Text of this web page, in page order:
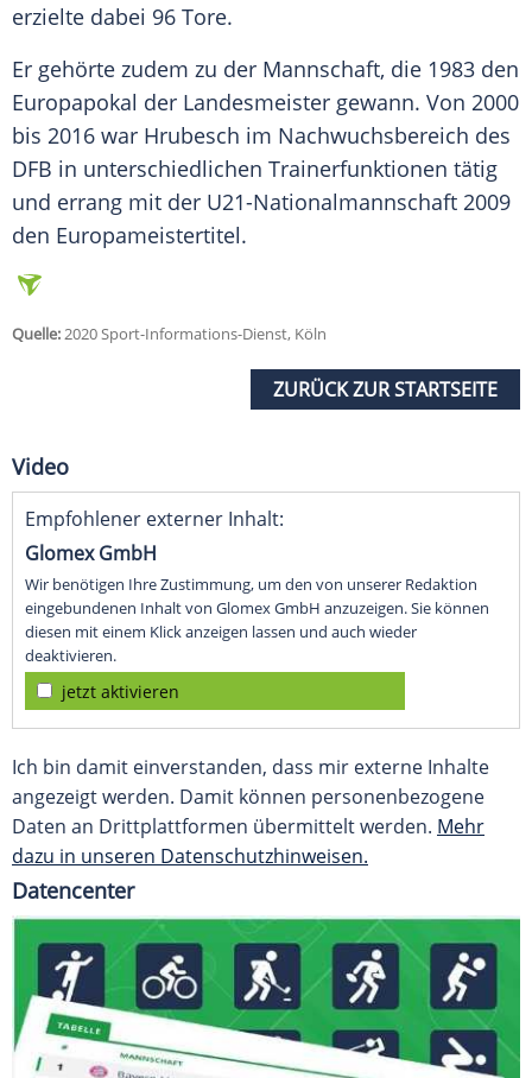
erzielte dabei 96 Tore.
Er gehörte zudem zu der Mannschaft, die 1983 den
Europapokal der Landesmeister gewann. Von 2000
bis 2016 war Hrubesch im Nachwuchsbereich des
DFB in unterschiedlichen Trainerfunktionen tätig
und errang mit der U21-Nationalmannschaft 2009
den Europameistertitel.
Quelle:2020 Sport-Informations-Dienst, Köln
ZURÜCK ZUR STARTSEITE
Video
Empfohlener externer Inhalt:
Glomex GmbH
Wir benötigen Ihre Zustimmung, um den von unserer Redaktion
eingebundenen Inhalt von Glomex GmbH anzuzeigen. Sie können
diesen mit einem Klick anzeigen lassen und auch wieder
deaktivieren.
jetzt aktivieren
Ich bin damit einverstanden, dass mir externe Inhalte
angezeigt werden. Damit können personenbezogene
Daten an Drittplattformen übermittelt werden. Mehr
dazu in unseren Datenschutzhinweisen.
Datencenter